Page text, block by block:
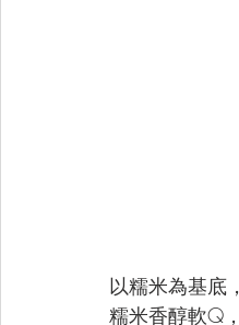
以糯米為基底
糯米香醇軟Q